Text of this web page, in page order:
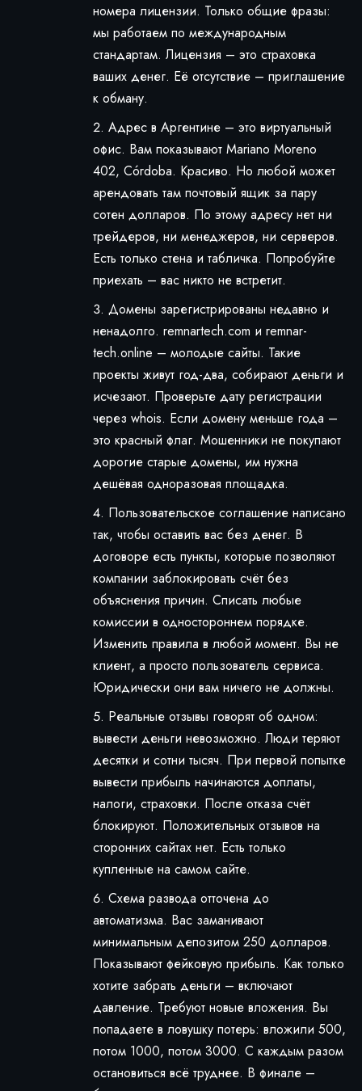
номера лицензии. Только общие фразы:
мы работаем по международным
стандартам. Лицензия – это страховка
ваших денег. Её отсутствие – приглашение
к обману.
Адрес в Аргентине – это виртуальный
офис. Вам показывают Mariano Moreno
402, Córdoba. Красиво. Но любой может
арендовать там почтовый ящик за пару
сотен долларов. По этому адресу нет ни
трейдеров, ни менеджеров, ни серверов.
Есть только стена и табличка. Попробуйте
приехать – вас никто не встретит.
Домены зарегистрированы недавно и
ненадолго. remnartech.com и remnar-
tech.online – молодые сайты. Такие
проекты живут год-два, собирают деньги и
исчезают. Проверьте дату регистрации
через whois. Если домену меньше года –
это красный флаг. Мошенники не покупают
дорогие старые домены, им нужна
дешёвая одноразовая площадка.
Пользовательское соглашение написано
так, чтобы оставить вас без денег. В
договоре есть пункты, которые позволяют
компании заблокировать счёт без
объяснения причин. Списать любые
комиссии в одностороннем порядке.
Изменить правила в любой момент. Вы не
клиент, а просто пользователь сервиса.
Юридически они вам ничего не должны.
Реальные отзывы говорят об одном:
вывести деньги невозможно. Люди теряют
десятки и сотни тысяч. При первой попытке
вывести прибыль начинаются доплаты,
налоги, страховки. После отказа счёт
блокируют. Положительных отзывов на
сторонних сайтах нет. Есть только
купленные на самом сайте.
Схема развода отточена до
автоматизма. Вас заманивают
минимальным депозитом 250 долларов.
Показывают фейковую прибыль. Как только
хотите забрать деньги – включают
давление. Требуют новые вложения. Вы
попадаете в ловушку потерь: вложили 500,
потом 1000, потом 3000. С каждым разом
остановиться всё труднее. В финале –